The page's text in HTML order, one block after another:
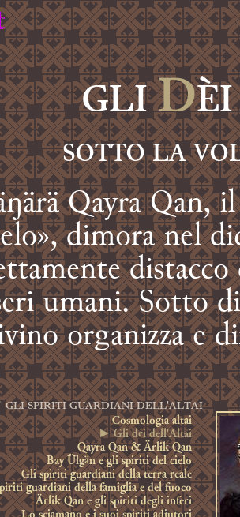
GLID
SOTTO LA
Qayra Qan,
dimora nel
umani. Sotto
organizza e
GLI SPIRITI GUARDIANI DELL'ALTAI
Cosmologia altai
►Gli dèi dell'Altai
Qayra Qan & Ärlik Qan
Bay Ülgän e gli spiriti del cielo
Gli spiriti guardiani della terra reale
guardiani della famiglia e del fuoco
Ärlik Qan e gli spiriti degli inferi